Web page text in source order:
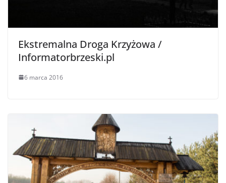
Ekstremalna Droga Krzyżowa /
Informatorbrzeski.pl
6 marca 2016